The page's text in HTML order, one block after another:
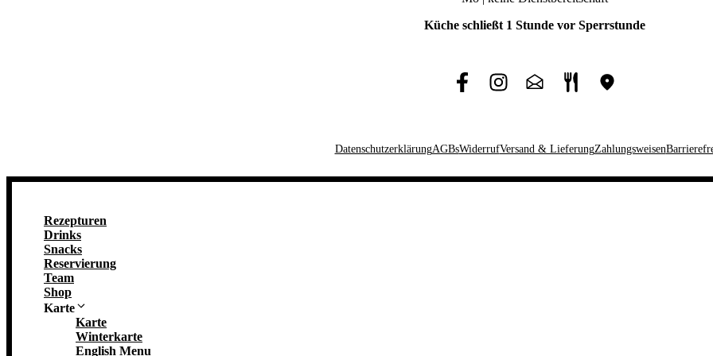
Küche schließt 1 Stunde vor Sperrstunde
DatenschutzerklärungAGBsWiderrufVersand & LieferungZahlungsweisen
Rezepturen
Drinks
Snacks
Reservierung
Team
Shop
Karte
Karte
Winterkarte
English Menu